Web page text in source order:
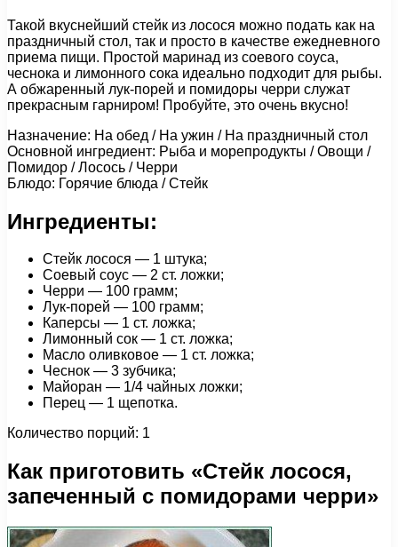
Такой вкуснейший стейк из лосося можно подать как на
праздничный стол, так и просто в качестве ежедневного
приема пищи. Простой маринад из соевого соуса,
чеснока и лимонного сока идеально подходит для рыбы.
А обжаренный лук-порей и помидоры черри служат
прекрасным гарниром! Пробуйте, это очень вкусно!
Назначение: На обед / На ужин / На праздничный стол
Основной ингредиент: Рыба и морепродукты / Овощи /
Помидор / Лосось / Черри
Блюдо: Горячие блюда / Стейк
Ингредиенты:
Стейк лосося — 1 штука;
Соевый соус — 2 ст. ложки;
Черри — 100 грамм;
Лук-порей — 100 грамм;
Каперсы — 1 ст. ложка;
Лимонный сок — 1 ст. ложка;
Масло оливковое — 1 ст. ложка;
Чеснок — 3 зубчика;
Майоран — 1/4 чайных ложки;
Перец — 1 щепотка.
Количество порций: 1
Как приготовить «Стейк лосося,
запеченный с помидорами черри»